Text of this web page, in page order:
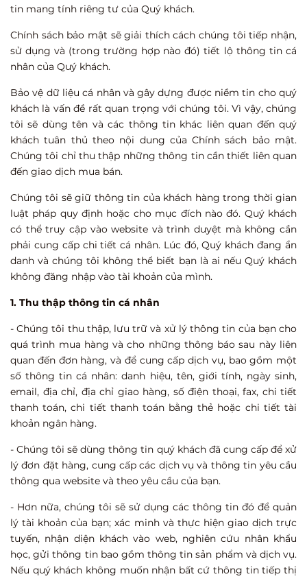
tin mang tính riêng tư của Quý khách.
Chính sách bảo mật sẽ giải thích cách chúng tôi tiếp nhận,
sử dụng và (trong trường hợp nào đó) tiết lộ thông tin cá
nhân của Quý khách.
Bảo vệ dữ liệu cá nhân và gây dựng được niềm tin cho quý
khách là vấn đề rất quan trọng với chúng tôi. Vì vậy, chúng
tôi sẽ dùng tên và các thông tin khác liên quan đến quý
khách tuân thủ theo nội dung của Chính sách bảo mật.
Chúng tôi chỉ thu thập những thông tin cần thiết liên quan
đến giao dịch mua bán.
Chúng tôi sẽ giữ thông tin của khách hàng trong thời gian
luật pháp quy định hoặc cho mục đích nào đó. Quý khách
có thể truy cập vào website và trình duyệt mà không cần
phải cung cấp chi tiết cá nhân. Lúc đó, Quý khách đang ẩn
danh và chúng tôi không thể biết bạn là ai nếu Quý khách
không đăng nhập vào tài khoản của mình.
1. Thu thập thông tin cá nhân
- Chúng tôi thu thập, lưu trữ và xử lý thông tin của bạn cho
quá trình mua hàng và cho những thông báo sau này liên
quan đến đơn hàng, và để cung cấp dịch vụ, bao gồm một
số thông tin cá nhân: danh hiệu, tên, giới tính, ngày sinh,
email, địa chỉ, địa chỉ giao hàng, số điện thoại, fax, chi tiết
thanh toán, chi tiết thanh toán bằng thẻ hoặc chi tiết tài
khoản ngân hàng.
- Chúng tôi sẽ dùng thông tin quý khách đã cung cấp để xử
lý đơn đặt hàng, cung cấp các dịch vụ và thông tin yêu cầu
thông qua website và theo yêu cầu của bạn.
- Hơn nữa, chúng tôi sẽ sử dụng các thông tin đó để quản
lý tài khoản của bạn; xác minh và thực hiện giao dịch trực
tuyến, nhận diện khách vào web, nghiên cứu nhân khẩu
học, gửi thông tin bao gồm thông tin sản phẩm và dịch vụ.
Nếu quý khách không muốn nhận bất cứ thông tin tiếp thị